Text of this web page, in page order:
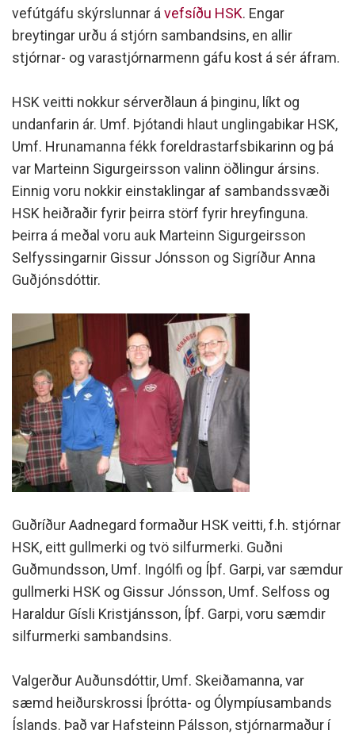
vefútgáfu skýrslunnar á vefsíðu HSK. Engar
breytingar urðu á stjórn sambandsins, en allir
stjórnar- og varastjórnarmenn gáfu kost á sér áfram.
HSK veitti nokkur sérverðlaun á þinginu, líkt og
undanfarin ár. Umf. Þjótandi hlaut unglingabikar HSK,
Umf. Hrunamanna fékk foreldrastarfsbikarinn og þá
var Marteinn Sigurgeirsson valinn öðlingur ársins.
Einnig voru nokkir einstaklingar af sambandssvæði
HSK heiðraðir fyrir þeirra störf fyrir hreyfinguna.
Þeirra á meðal voru auk Marteinn Sigurgeirsson
Selfyssingarnir Gissur Jónsson og Sigríður Anna
Guðjónsdóttir.
Guðríður Aadnegard formaður HSK veitti, f.h. stjórnar
HSK, eitt gullmerki og tvö silfurmerki. Guðni
Guðmundsson, Umf. Ingólfi og Íþf. Garpi, var sæmdur
gullmerki HSK og Gissur Jónsson, Umf. Selfoss og
Haraldur Gísli Kristjánsson, Íþf. Garpi, voru sæmdir
silfurmerki sambandsins.
Valgerður Auðunsdóttir, Umf. Skeiðamanna, var
sæmd heiðurskrossi Íþrótta- og Ólympíusambands
Íslands. Það var Hafsteinn Pálsson, stjórnarmaður í